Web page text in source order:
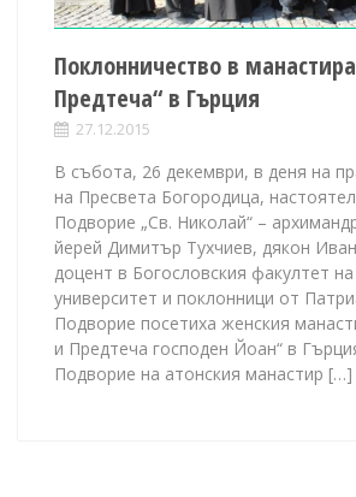
Поклонничество в
Предтеча“ в Гърция
27.12.2015
В събота, 26 декември, в деня на
на Пресвета Богородица,
Подворие „Св. Николай“ –
йерей Димитър Тухчиев, дякон
доцент в Богословския факултет
университет и поклонници от
Подворие посетиха женския
и Предтеча господен Йоан“ в
Подворие на атонския манастир […]